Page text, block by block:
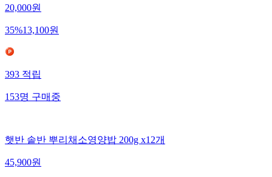
20,000원
35%13,100원
393적립
153명구매중
햇반 솥반 뿌리채소영양밥 200g x12개
45,900원